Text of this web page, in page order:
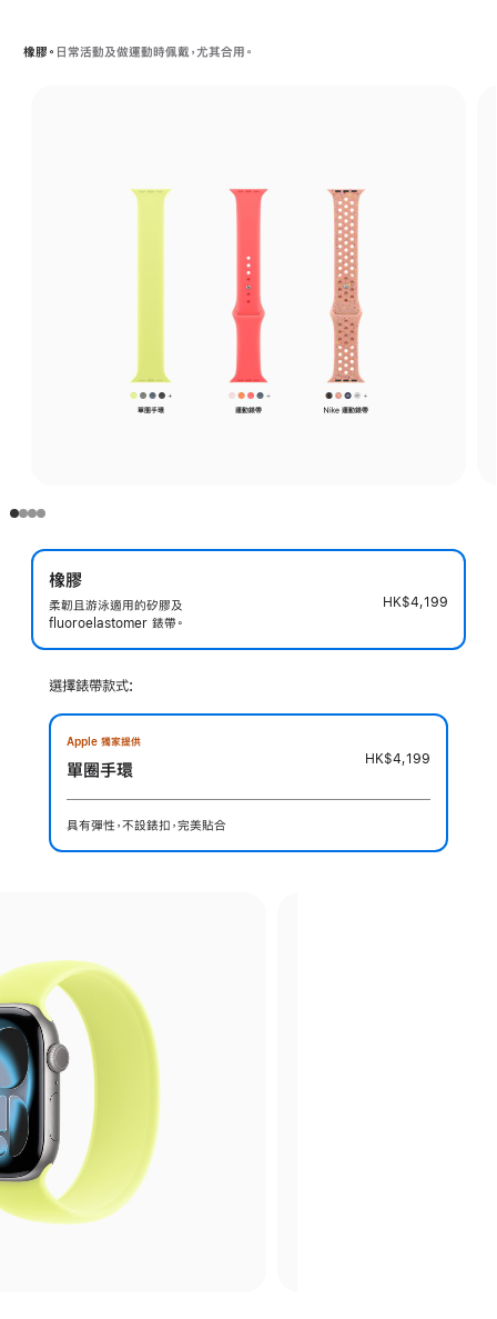
橡膠。 日常活動及做運動時佩戴，尤其合用。
橡膠
柔韌且游泳適用的矽膠及
fluoroelastomer 錶帶。
HK$4,199
選擇錶帶款式:
Apple 獨家提供
單圈手環
HK$4,199
具有彈性，不設錶扣，完美貼合